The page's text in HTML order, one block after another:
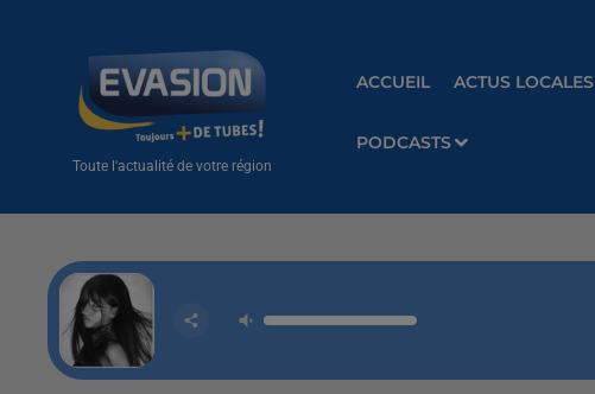
Toute l'actualité de votre région
ACCUEIL ACTUS LOCALES
PODCASTS